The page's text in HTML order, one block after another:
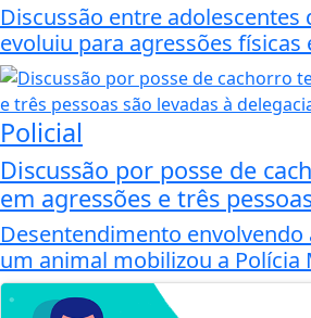
Discussão entre adolescentes
evoluiu para agressões físicas
Policial
Discussão por posse de
em agressões e três
Desentendimento
um animal mobilizou a Polícia